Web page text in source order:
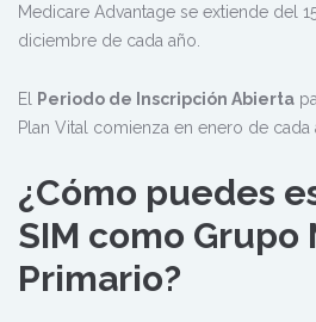
Medicare Advantage se extiende del
diciembre de cada año.
El Periodo de Inscripción Abierta
Plan Vital comienza en enero de cada
¿Cómo puedes
SIM como Grupo
Primario?